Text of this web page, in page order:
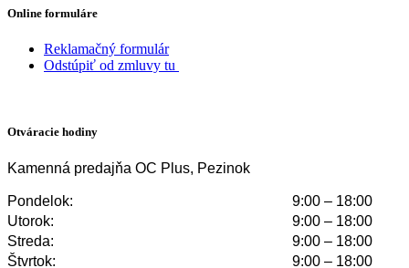
Online formuláre
Reklamačný formulár
Odstúpiť od zmluvy tu
Otváracie hodiny
Kamenná predajňa OC Plus, Pezinok
Pondelok:
9:00 – 18:00
Utorok:
9:00 – 18:00
Streda:
9:00 – 18:00
Štvrtok:
9:00 – 18:00